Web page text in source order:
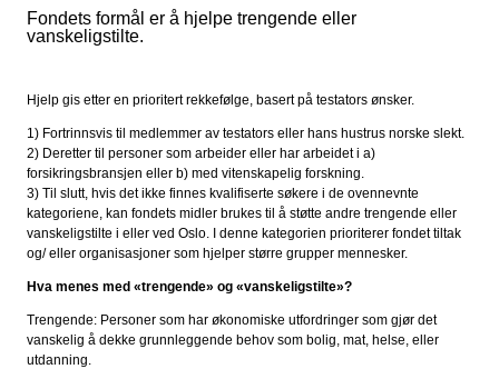
Fondets formål er å hjelpe trengende eller
vanskeligstilte.
Hjelp gis etter en prioritert rekkefølge, basert på testators ønsker.
1) Fortrinnsvis til medlemmer av testators eller hans hustrus norske slekt.
2) Deretter til personer som arbeider eller har arbeidet i a)
forsikringsbransjen eller b) med vitenskapelig forskning.
3) Til slutt, hvis det ikke finnes kvalifiserte søkere i de ovennevnte
kategoriene, kan fondets midler brukes til å støtte andre trengende eller
vanskeligstilte i eller ved Oslo. I denne kategorien prioriterer fondet tiltak
og/ eller organisasjoner som hjelper større grupper mennesker.
Hva menes med «trengende» og «vanskeligstilte»?
Trengende: Personer som har økonomiske utfordringer som gjør det
vanskelig å dekke grunnleggende behov som bolig, mat, helse, eller
utdanning.